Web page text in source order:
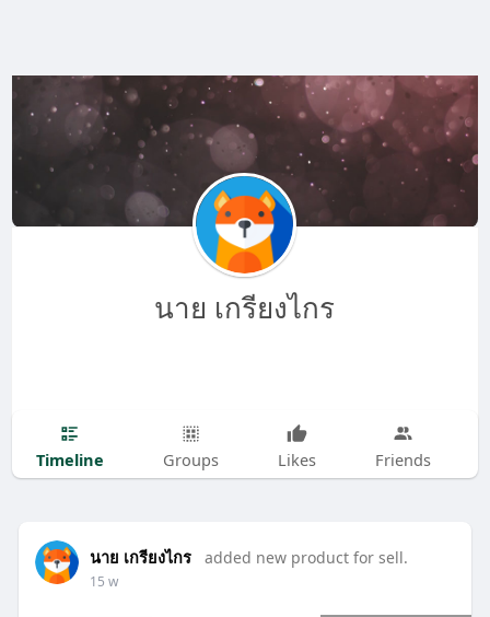
นาย เกรียงไกร
Timeline Groups Likes Friends
นาย เกรียงไกร added new product for sell.
15 w